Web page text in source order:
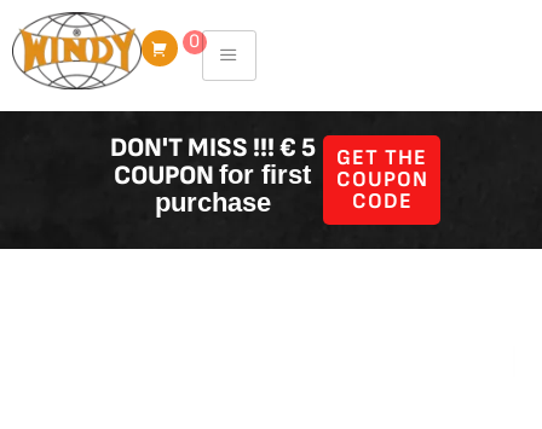
to
content
0
DON'T MISS !!! € 5
COUPONfor first
purchase
GET THE
COUPON
CODE